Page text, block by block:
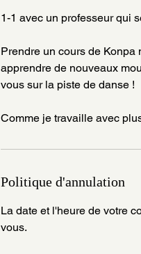
1-1 avec un professeur qui
Prendre un cours de
apprendre de nouveaux
vous sur la piste de danse !
Comme je travaille avec
Politique d'annulation
La date et l'heure de votre
vous.